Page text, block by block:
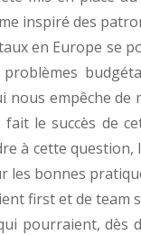
inspiré des
en Europe se
nous empêche
le succès de
à cette
les bonnes
first et de team
pourraient, dès